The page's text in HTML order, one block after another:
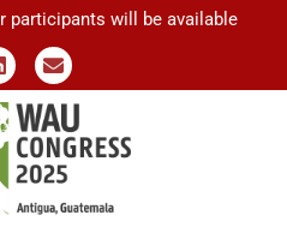
participants will be available